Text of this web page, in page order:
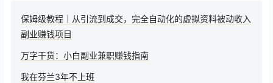
保姆级教程｜从引流到成交，完全自动化的虚拟资料被动收入
副业赚钱项目
万字干货：小白副业兼职赚钱指南
我在芬兰3年不上班